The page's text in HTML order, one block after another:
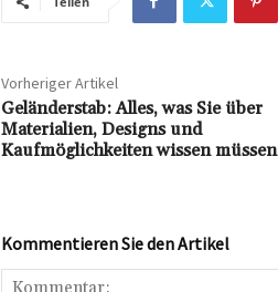
Vorheriger Artikel
Geländerstab: Alles, was Sie über
Materialien, Designs und
Kaufmöglichkeiten wissen müssen
Kommentieren Sie den Artikel